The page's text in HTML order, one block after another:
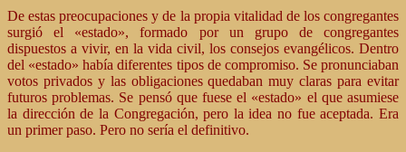
De estas preocupaciones y de la propia vitalidad de los congregantes
surgió el «estado», formado por un grupo de congregantes
dispuestos a vivir, en la vida civil, los consejos evangélicos. Dentro
del «estado» había diferentes tipos de compromiso. Se pronunciaban
votos privados y las obligaciones quedaban muy claras para evitar
futuros problemas. Se pensó que fuese el «estado» el que asumiese
la dirección de la Congregación, pero la idea no fue aceptada. Era
un primer paso. Pero no sería el definitivo.